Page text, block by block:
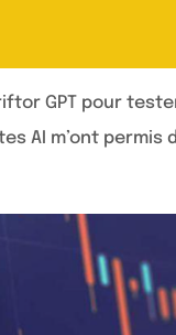
GPT pour
AI m’ont permis